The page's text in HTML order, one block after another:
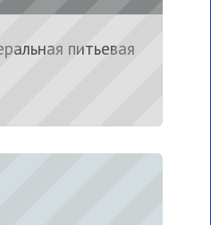
питьевая